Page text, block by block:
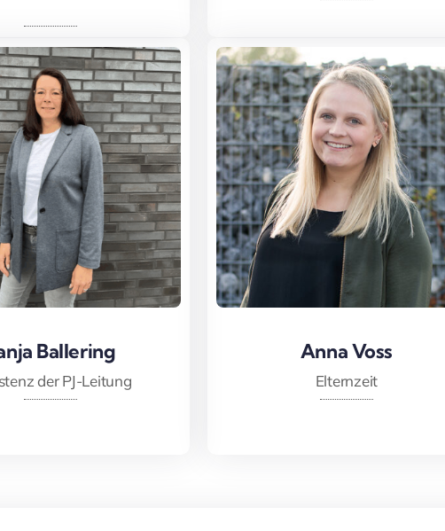
Ballering
der PJ-Leitung
Ballering Anna Voss
Elternzeit
Anna Voss